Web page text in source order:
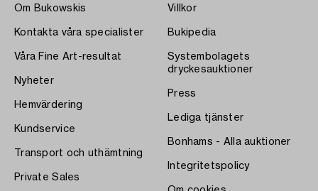
Om Bukowskis
Kontakta våra specialister
Våra Fine Art-resultat
Nyheter
Hemvärdering
Kundservice
Transport och uthämtning
Private Sales
Villkor
Bukipedia
Systembolagets
dryckesauktioner
Press
Lediga tjänster
Bonhams - Alla auktioner
Integritetspolicy